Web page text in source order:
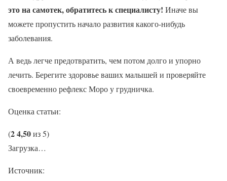
это на самотек, обратитесь к специалисту! Иначе вы
можете пропустить начало развития какого-нибудь
заболевания.
А ведь легче предотвратить, чем потом долго и упорно
лечить. Берегите здоровье ваших малышей и проверяйте
своевременно рефлекс Моро у грудничка.
Оценка статьи:
(24,50из 5)
Загрузка…
Источник: